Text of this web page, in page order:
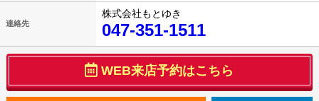
連絡先
株式会社もとゆき
047-351-1511
WEB来店予約はこちら